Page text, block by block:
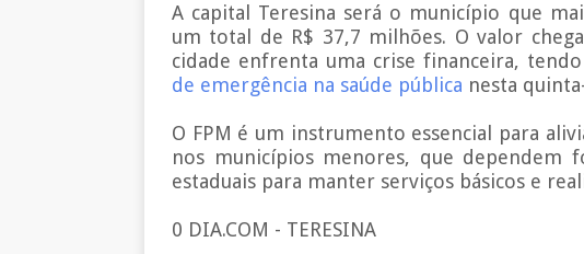
A capital Teresina será o município que
um total de R$ 37,7 milhões. O valor
cidade enfrenta uma crise financeira,
de emergência na saúde pública nesta
O FPM é um instrumento essencial para
nos municípios menores, que dependem
estaduais para manter serviços básicos e
0 DIA.COM - TERESINA